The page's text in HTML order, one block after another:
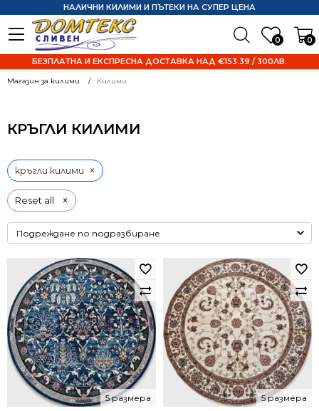
0 0
НАЛИЧНИ КИЛИМИ И ПЪТЕКИ НА СУПЕР ЦЕНА
БЕЗПЛАТНА И ЕКСПРЕСНА ДОСТАВКА НАД €153.39 / 300ЛВ.
Магазин за килими Килими
КРЪГЛИ КИЛИМИ
Reset all ×
кръгли килими ×
5 размера 5 размера